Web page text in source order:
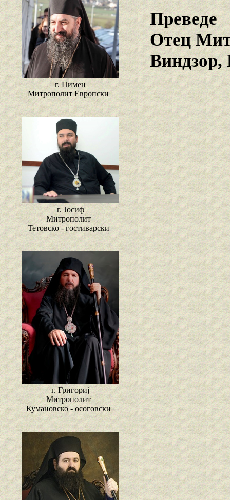
г. Пимен
Митрополит Европски
г. Јосиф
Митрополит
Тетовско - гостиварски
г. Григориј
Митрополит
Кумановско - осоговски
Преведе
Отец
Виндзор,